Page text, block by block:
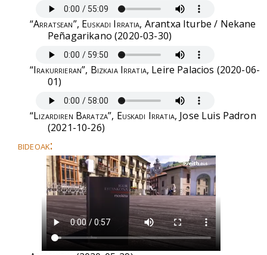
“Arratsean”, Euskadi Irratia, Arantxa Iturbe / Nekane
Peñagarikano (2020-03-30)
“Irakurrieran”, Bizkaia Irratia, Leire Palacios (2020-06-
01)
“Lizardiren Baratza”, Euskadi Irratia, Jose Luis Padron
(2021-10-26)
bideoak: